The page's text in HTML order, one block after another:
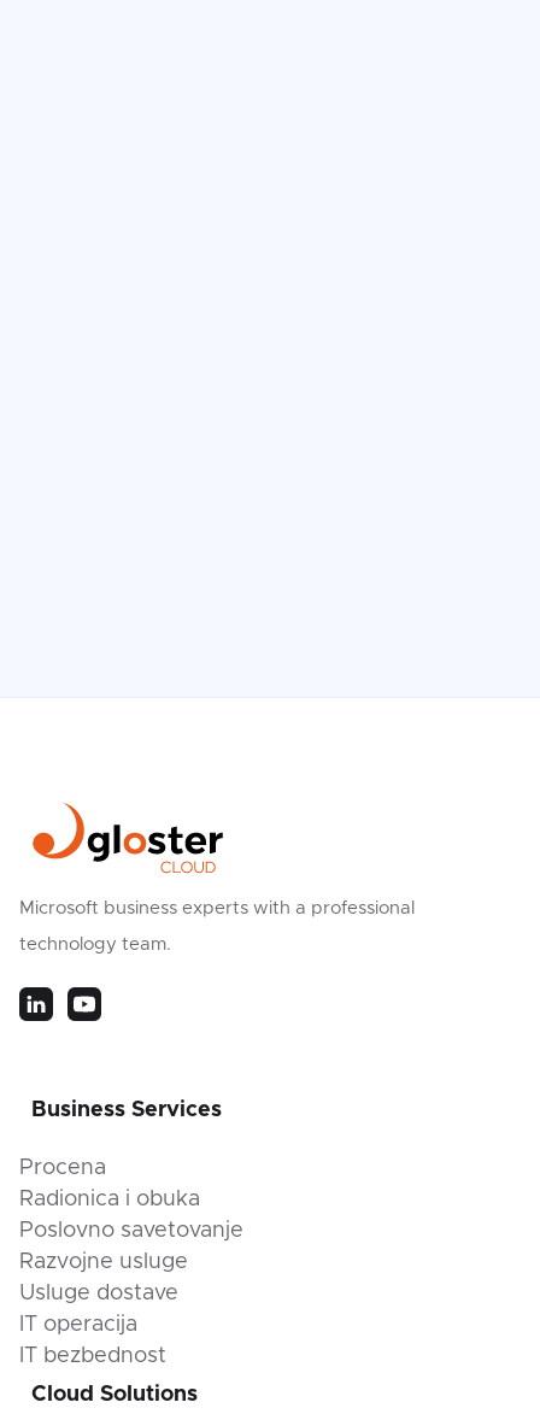
Microsoft business experts with a professional
technology team.
Business Services
Procena
Radionica i obuka
Poslovno savetovanje
Razvojne usluge
Usluge dostave
IT operacija
IT bezbednost
Cloud Solutions